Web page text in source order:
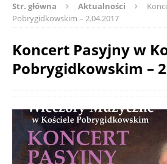
Str. główna Aktualności
Pobrygidkowskim – 2.04.2017
Koncert Pasyjny w
Pobrygidkowskim –